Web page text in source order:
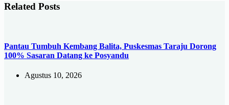
Related Posts
Pantau Tumbuh Kembang Balita, Puskesmas Taraju Dorong
100% Sasaran Datang ke Posyandu
Agustus 10, 2026